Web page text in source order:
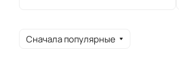
Сначала популярные